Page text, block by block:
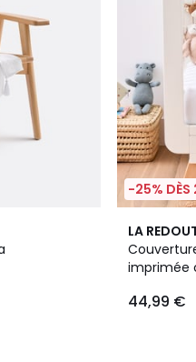
-25% DÈS
LA
imprimée
44,99 €